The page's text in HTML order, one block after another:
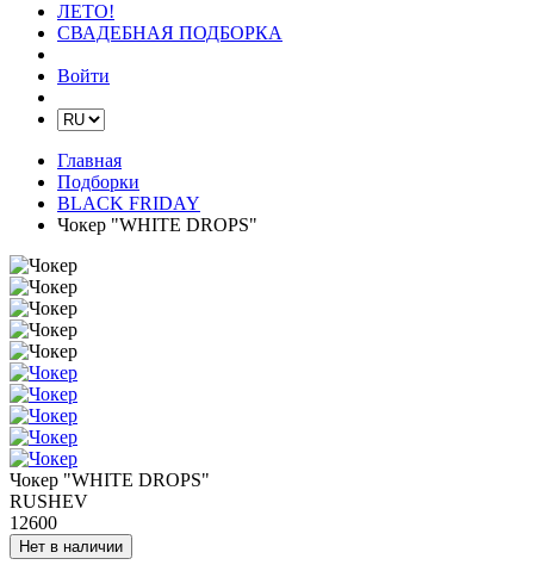
ЛЕТО!
СВАДЕБНАЯ ПОДБОРКА
Войти
Главная
Подборки
BLACK FRIDAY
Чокер "WHITE DROPS"
Чокер "WHITE DROPS"
RUSHEV
12600
Нет в наличии